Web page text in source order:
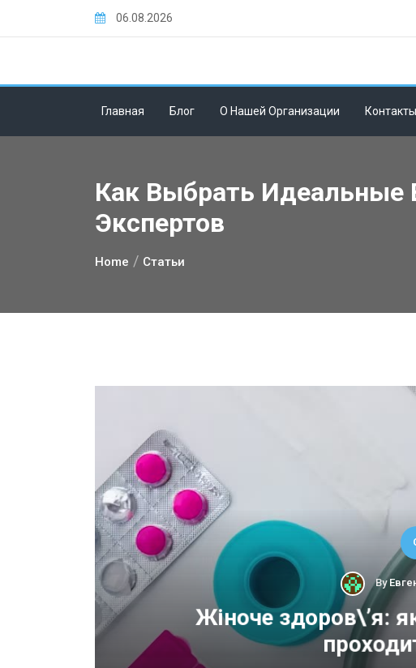
06.08.2026
Главная Блог О Нашей Организации Контакты
Как Выбрать Идеальные
Экспертов
Home Статьи
By
Жіноче здоров\’я: